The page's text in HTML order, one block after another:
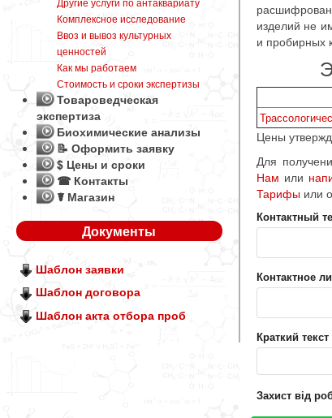
изделий не
и пробирных
Цены
Для
Нам или
Тарифыили
Контактный
Контактное
Краткий
Захист від
Комплексное исследование
Ввоз и вывоз культурных
ценностей
Как мы работаем
Стоимость и сроки экспертизы
Товароведческая
экспертиза
Биохимические анализы
📝 Оформить заявку
$ Цены и сроки
☎ Контакты
☤ Магазин
Документы
Шаблон заявки
Шаблон договора
Шаблон акта отбора проб